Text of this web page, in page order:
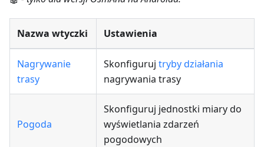
Nazwa wtyczki Ustawienia
Nagrywanie
trasy
Skonfiguruj tryby działania
nagrywania trasy
Pogoda
Skonfiguruj jednostki miary do
wyświetlania zdarzeń
pogodowych